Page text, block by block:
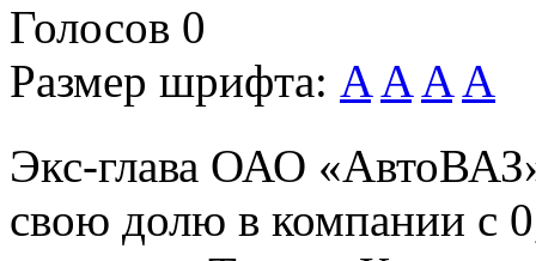
Голосов 0
Размер шрифта: A A A A
Экс-глава ОАО
свою долю в компании с